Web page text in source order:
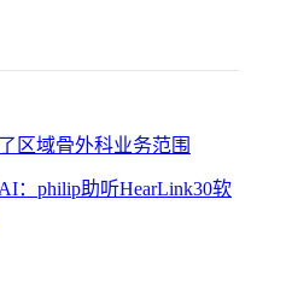
区域骨外科业务范围
：philip助听HearLink30软